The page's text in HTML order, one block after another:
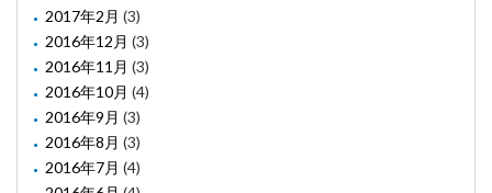
2017年2月 (3)
2016年12月 (3)
2016年11月 (3)
2016年10月 (4)
2016年9月 (3)
2016年8月 (3)
2016年7月 (4)